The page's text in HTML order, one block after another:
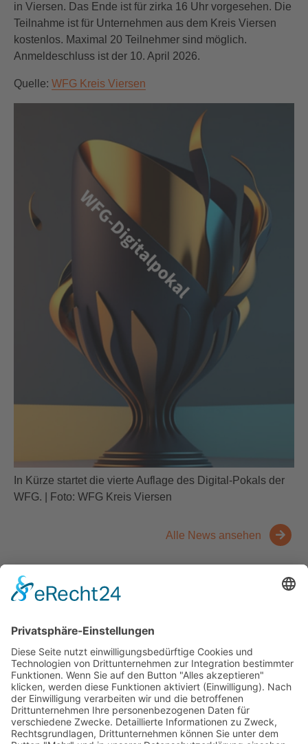
in Viersen. Das Ende ist für zirka 16 Uhr vorgesehen. Die
Teilnahme ist für Unternehmen aus dem Kreis Viersen
kostenlos. Maximal 20 Teilnehmer sind möglich.
Anmeldeschluss ist der 10. April 2026.
Quelle: WFG Kreis Viersen
In Kürze startet die vierte Auflage des Digital-Pokals der
WFG. | Foto: WFG Kreis Viersen
Alle News ansehen